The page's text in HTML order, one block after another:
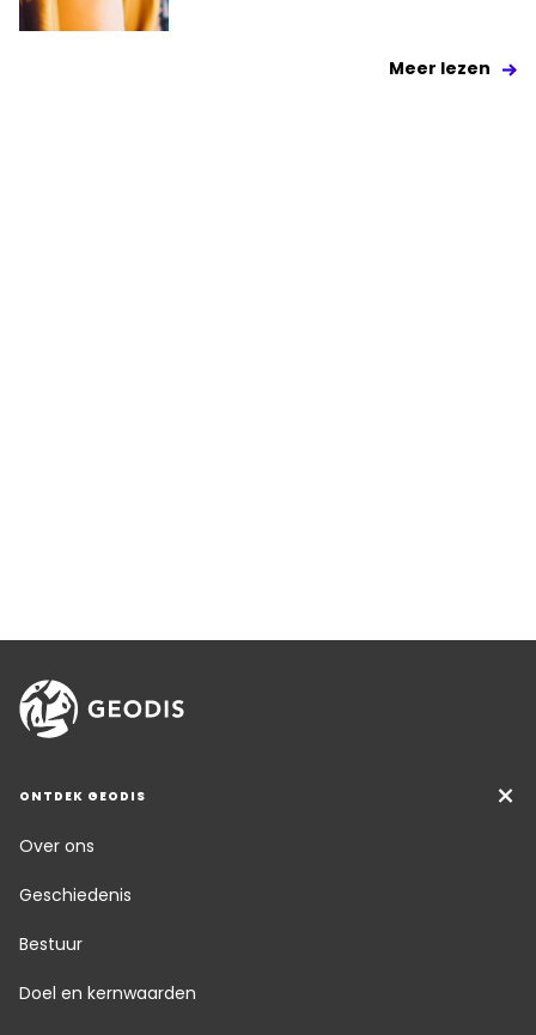
Meer lezen
ONTDEK GEODIS
Over ons
Geschiedenis
Bestuur
Doel en kernwaarden